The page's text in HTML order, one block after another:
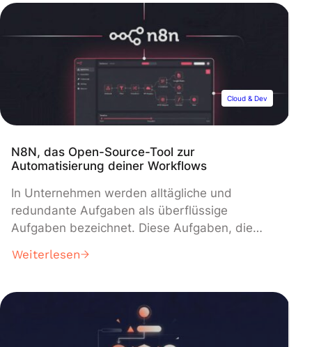
wie Deep Learning zum Einsatz kommen. KI ist
zur Realität mit vielen alltäglichen
Anwendungen geworden, deren Zahl in den
kommenden Jahren noch steigen wird. […]
Cloud & Dev
N8N, das Open-Source-Tool zur
Automatisierung deiner Workflows
In Unternehmen werden alltägliche und
redundante Aufgaben als überflüssige
Aufgaben bezeichnet. Diese Aufgaben, die
können die Produktivität deiner Teams
Aufgaben und Prozesse automatisieren, um die
Motivation der Mitarbeiter zu erhalten. Heute
stellen wir N8N vor, eine kostenlose Open-
Weiterlesen